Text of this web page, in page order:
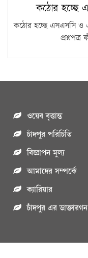
কঠোর হচ্ছে
কঠোর হচ্ছে এসএসসি ও
ওয়েব বৃত্তান্ত
চাঁদপুর পরিচিতি
বিজ্ঞাপন মুল্য
আমাদের সম্পর্কে
ক্যারিয়ার
চাঁদপুর এর ডাক্তারগন